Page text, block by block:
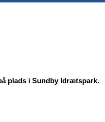
plads i Sundby Idrætspark.